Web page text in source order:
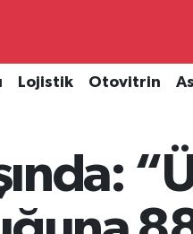
Lojistik Otovitrin